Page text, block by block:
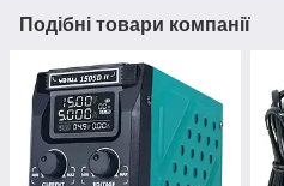
Подібні товари компанії